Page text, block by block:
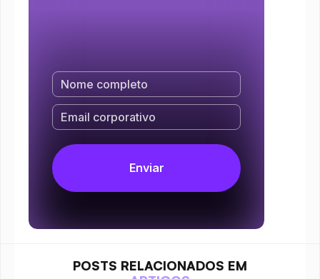
POSTS RELACIONADOS EM